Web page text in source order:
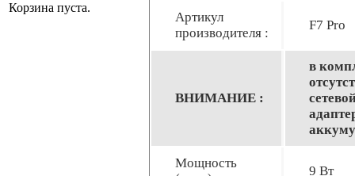
Корзина пуста.
Артикул
производителя :
F7 Pro
ВНИМАНИЕ :
в
Мощность
9 Вт